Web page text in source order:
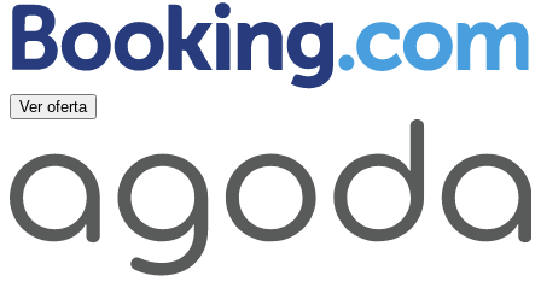
Ver oferta